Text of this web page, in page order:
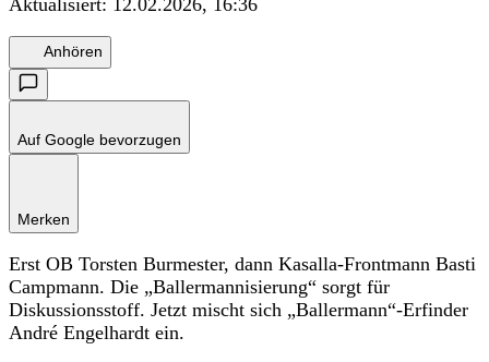
Anhören
Auf Google bevorzugen
Merken
Erst OB Torsten Burmester, dann Kasalla-Frontmann Basti
Campmann. Die „Ballermannisierung“ sorgt für
Diskussionsstoff. Jetzt mischt sich „Ballermann“-Erfinder
André Engelhardt ein.